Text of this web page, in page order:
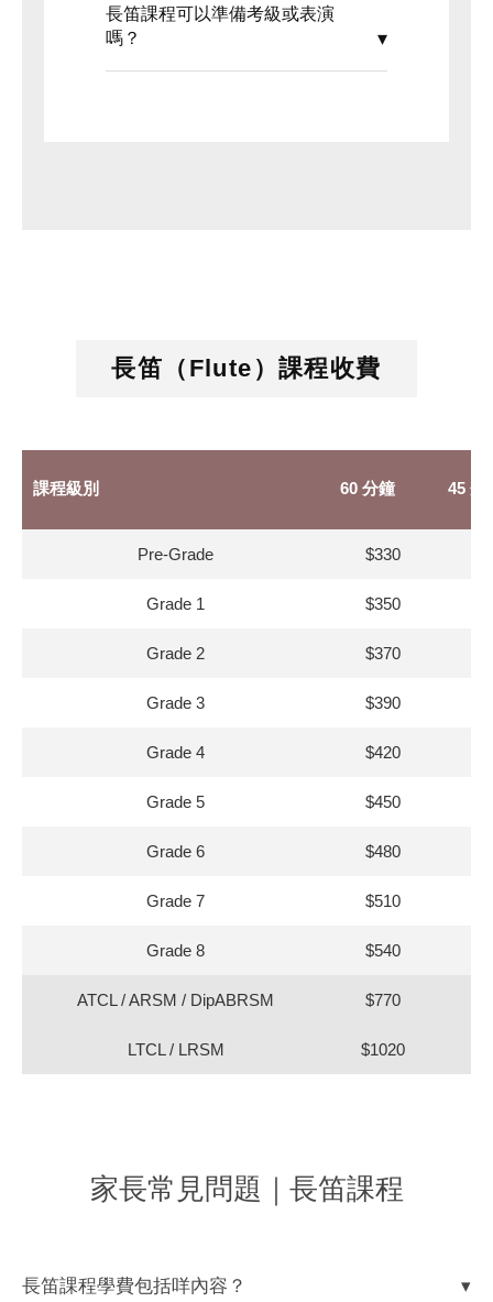
長笛課程可以準備考級或表演
嗎？
長笛（Flute）課程收費
課程級別 60 分鐘 45 分
Pre‑Grade $330
Grade 1 $350
Grade 2 $370
Grade 3 $390
Grade 4 $420
Grade 5 $450
Grade 6 $480
Grade 7 $510
Grade 8 $540
ATCL / ARSM / DipABRSM $770
LTCL / LRSM $1020
家長常見問題｜長笛課程
長笛課程學費包括咩內容？ ▾